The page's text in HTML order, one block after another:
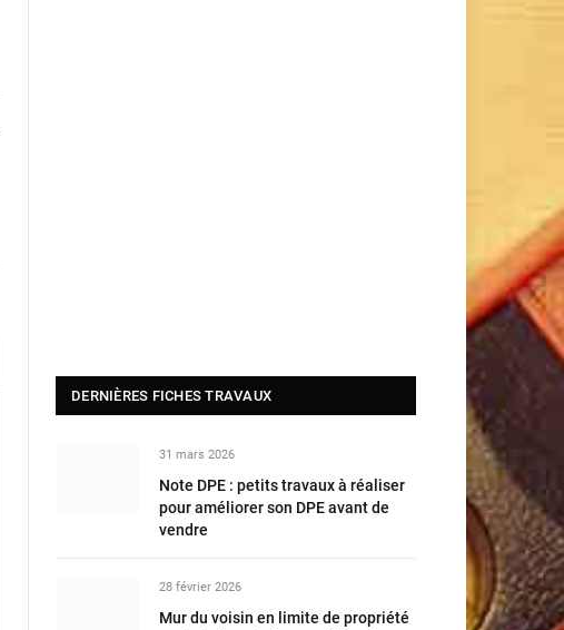
DERNIÈRES FICHES TRAVAUX
31 mars 2026
Note DPE : petits travaux à réaliser
pour améliorer son DPE avant de
vendre
28 février 2026
Mur du voisin en limite de propriété